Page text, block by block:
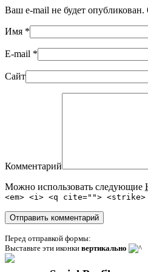
Ваш e-mail не будет
Имя *
E-mail *
Сайт
Комментарий
Можно использовать следующие
<em> <i> <q cite=""> <strike>
Перед отправкой формы:
Выставьте эти иконки вертикально